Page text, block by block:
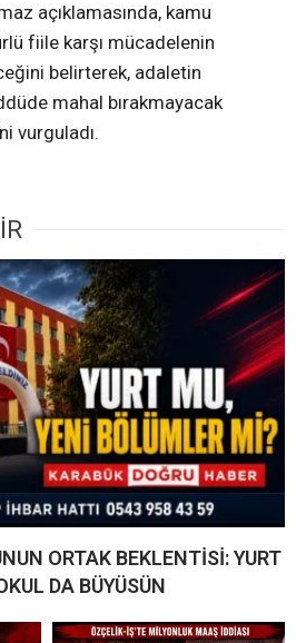
açıklamasında, kamu
fiile karşı mücadelenin
belirterek, adaletin
mahal bırakmayacak
vurguladı.
ORTAK BEKLENTİSİ: YURT
DA BÜYÜSÜN